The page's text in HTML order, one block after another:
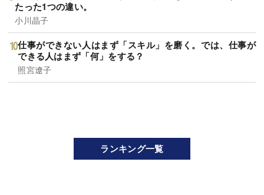
たった1つの違い。
小川晶子
仕事ができない人はまず「スキル」を磨く。では、仕事が
できる人はまず「何」をする？
照宮遼子
ランキング一覧